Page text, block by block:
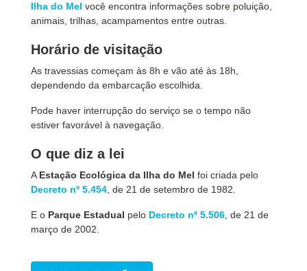
Ilha do Mel você encontra informações sobre poluição,
animais, trilhas, acampamentos entre outras.
Horário de visitação
As travessias começam às 8h e vão até às 18h,
dependendo da embarcação escolhida.
Pode haver interrupção do serviço se o tempo não
estiver favorável à navegação.
O que diz a lei
A Estação Ecológica da Ilha do Mel foi criada pelo
Decreto nº 5.454 , de 21 de setembro de 1982.
E o Parque Estadual pelo Decreto nº 5.506 , de 21 de
março de 2002.